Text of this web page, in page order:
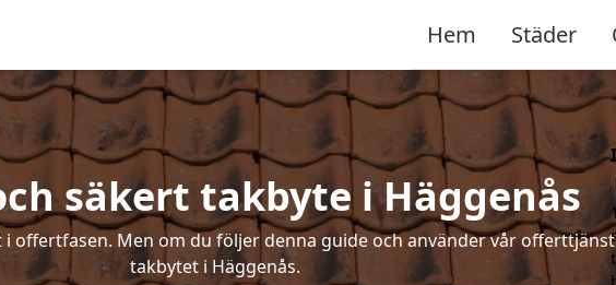
Hem Städer
säkert takbyte i Häggenås
offertfasen. Men om du följer denna guide och använder vår
takbytet i Häggenås.